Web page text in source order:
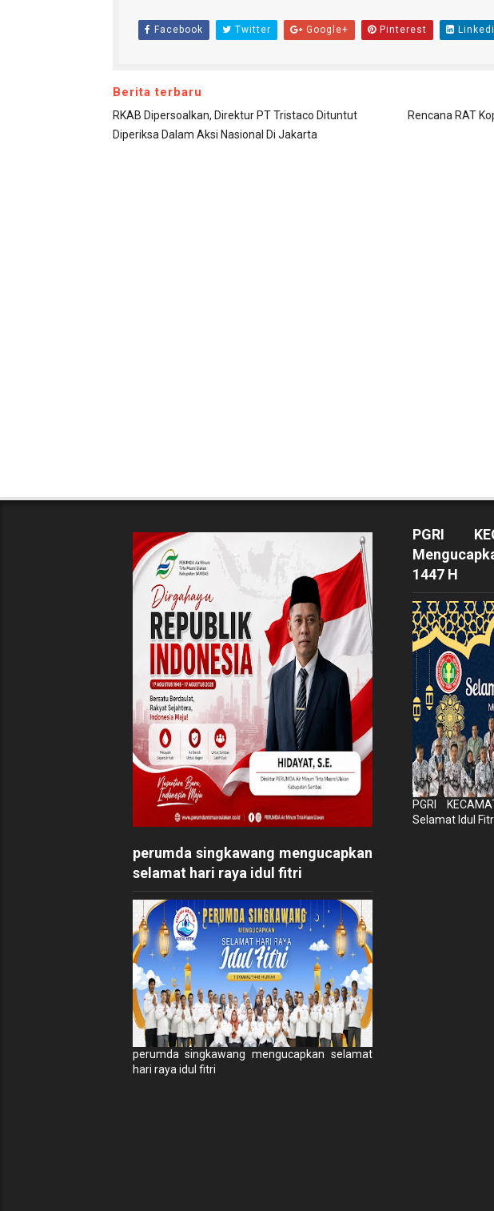
Facebook Twitter Google+ Pinterest
Berita terbaru
RKAB Dipersoalkan, Direktur PT Tristaco Dituntut
Diperiksa Dalam Aksi Nasional Di Jakarta
Rencana RAT
perumda singkawang mengucapkan
selamat hari raya idul fitri
perumda singkawang mengucapkan selamat
hari raya idul fitri
PGRI
1447 H
PGRI
Selamat Idul